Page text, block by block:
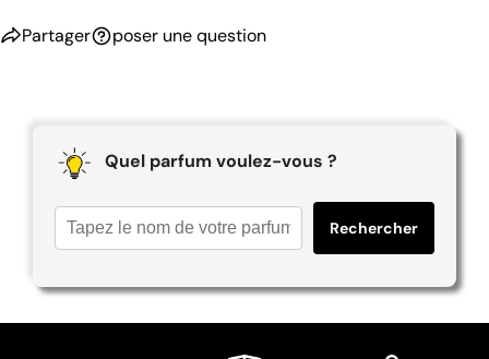
Partager poser une question
Quel parfum voulez-vous ?
Rechercher